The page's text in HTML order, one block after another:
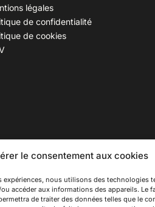
le consentement aux cookies
expériences, nous utilisons des technologies
accéder aux informations des appareils. Le
de traiter des données telles que le
légales
de confidentialité
de cookies
postale : 62 rue St
69003 Lyon)
mètres du métro D Monplaisir
T3 Dauphiné Lacassagne,